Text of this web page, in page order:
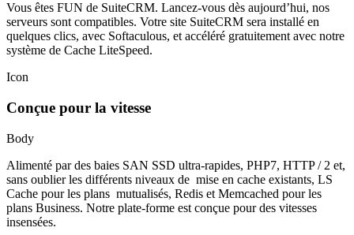
Vous êtes FUN de SuiteCRM. Lancez-vous dès aujourd’hui, nos
serveurs sont compatibles. Votre site SuiteCRM sera installé en
quelques clics, avec Softaculous, et accéléré gratuitement avec notre
système de Cache LiteSpeed.
Icon
Conçue pour la vitesse
Body
Alimenté par des baies SAN SSD ultra-rapides, PHP7, HTTP / 2 et,
sans oublier les différents niveaux de mise en cache existants, LS
Cache pour les plans mutualisés, Redis et Memcached pour les
plans Business. Notre plate-forme est conçue pour des vitesses
insensées.